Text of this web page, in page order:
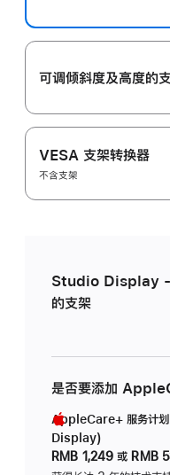
可调倾斜度及高‍度的
VESA 支架转换器
不含支架
Studio Display -
的支架
是否要添加
AppleCare+ 服务计
Display)
RMB 1,249 或 RMB